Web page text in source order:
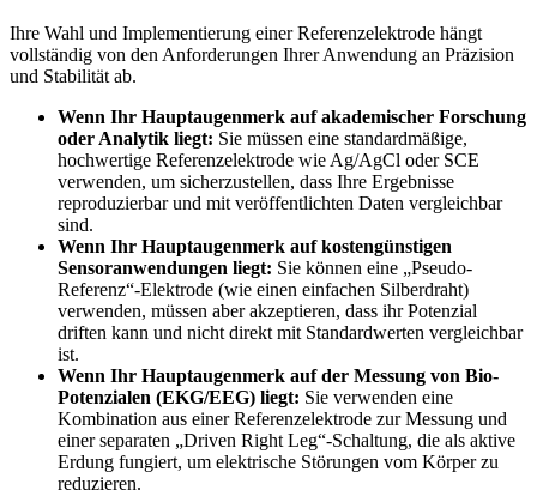
Ihre Wahl und Implementierung einer Referenzelektrode hängt
vollständig von den Anforderungen Ihrer Anwendung an Präzision
und Stabilität ab.
Wenn Ihr Hauptaugenmerk auf akademischer Forschung
oder Analytik liegt: Sie müssen eine standardmäßige,
hochwertige Referenzelektrode wie Ag/AgCl oder SCE
verwenden, um sicherzustellen, dass Ihre Ergebnisse
reproduzierbar und mit veröffentlichten Daten vergleichbar
sind.
Wenn Ihr Hauptaugenmerk auf kostengünstigen
Sensoranwendungen liegt: Sie können eine „Pseudo-
Referenz“-Elektrode (wie einen einfachen Silberdraht)
verwenden, müssen aber akzeptieren, dass ihr Potenzial
driften kann und nicht direkt mit Standardwerten vergleichbar
ist.
Wenn Ihr Hauptaugenmerk auf der Messung von Bio-
Potenzialen (EKG/EEG) liegt: Sie verwenden eine
Kombination aus einer Referenzelektrode zur Messung und
einer separaten „Driven Right Leg“-Schaltung, die als aktive
Erdung fungiert, um elektrische Störungen vom Körper zu
reduzieren.